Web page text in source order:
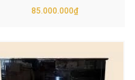
85.000.000₫